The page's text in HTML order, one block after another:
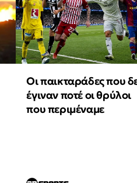
Οι παικταράδες που
έγιναν ποτέ οι θρύλοι
που περιμέναμε